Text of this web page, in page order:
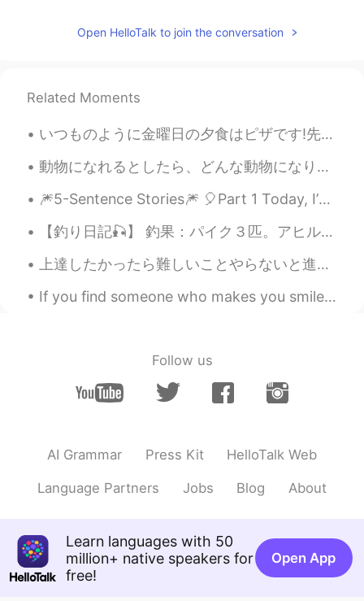
complete beginner at Korean
KR EN
@ドパDopamineㅋㅋㅋ
ドパDopamine 2019.06.02 09:33
@chloe oh?
2019.06.02 09:33
I find korea blog They were just eat
ドパDopamine 2019.06.02 09:33
I’m interested to try it tomorrow for
It's called as 빵, Right?
Open HelloTalk to join the conversation
Related Moments
いつものように金曜日の夕食はピザです!先月に作ったビールは結構美味しい! 皆さん、良い週末を!手伝ってくれてありがとう。本当に感動しています。(ビールは思ったより強いかも!) 笑 As al...
動物になれるとしたら、どんな動物になりたい？ 人間で生まれてよかったなぁと思うんやけど、今日暇すぎて、どの動物がいいかなとなぜかずっと考えよった🐷🙊🐱🦓🐡 とりあえず、小さな生き物やったら、食...
🎆5-Sentence Stories🎆 🎈Part 1 Today, I’m starting a new series to help people relax and reli...
【釣り日記🎣】 釣果：パイク３匹。アヒルのヒナも食べる淡水の狼は引きが良く、ファイト中に暴れながらジャンプしたり、バスより大きく成長するので人気なターゲットです。 鋭い歯による糸切れの恐れが...
上達したかったら難しいことやらないと進めるわけがない。上達したいと本気で思っても何もしないなら、「いつかなんか変わる」って信じないでほしい。変わらないから。頑張って毎日努力してたら変わる。誤って...
If you find someone who makes you smile, who checks up on you often to see if you are okay, who w...
Follow us
AI Grammar Press Kit HelloTalk Web
Language Partners Jobs Blog About
Learn languages with 50
million+ native speakers for
free!
Open App